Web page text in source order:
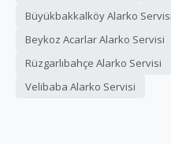
Büyükbakkalköy Alarko Servisi
Beykoz Acarlar Alarko Servisi
Rüzgarlıbahçe Alarko Servisi
Velibaba Alarko Servisi